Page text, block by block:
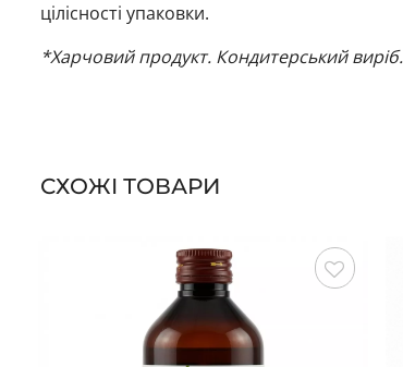
цілісності упаковки.
*Харчовий продукт. Кондитерський виріб.
СХОЖІ ТОВАРИ